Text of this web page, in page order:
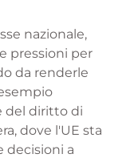
nazionale,
pressioni per
da renderle
del diritto di
dove l'UE sta
decisioni a